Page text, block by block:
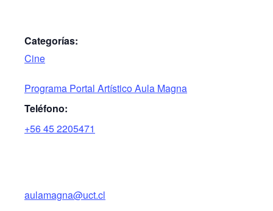
Categorías:
Cine
Programa Portal Artístico Aula Magna
Teléfono:
+56 45 2205471
aulamagna@uct.cl